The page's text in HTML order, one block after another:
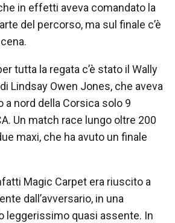
in effetti aveva comandato la
del percorso, ma sul finale c’è
tutta la regata c’è stato il Wally
Lindsay Owen Jones, che aveva
a nord della Corsica solo 9
Un match race lungo oltre 200
maxi, che ha avuto un finale
Magic Carpet era riuscito a
dall’avversario, in una
leggerissimo quasi assente. In